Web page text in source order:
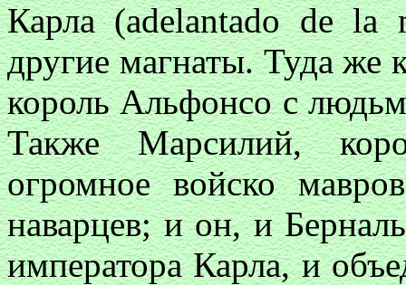
Карла (adelantado de la
другие магнаты. Туда же
король Альфонсо с
Также Марсилий,
огромное войско
наварцев; и он, и
императора Карла, и